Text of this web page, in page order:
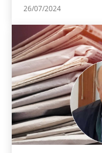
26/07/2024